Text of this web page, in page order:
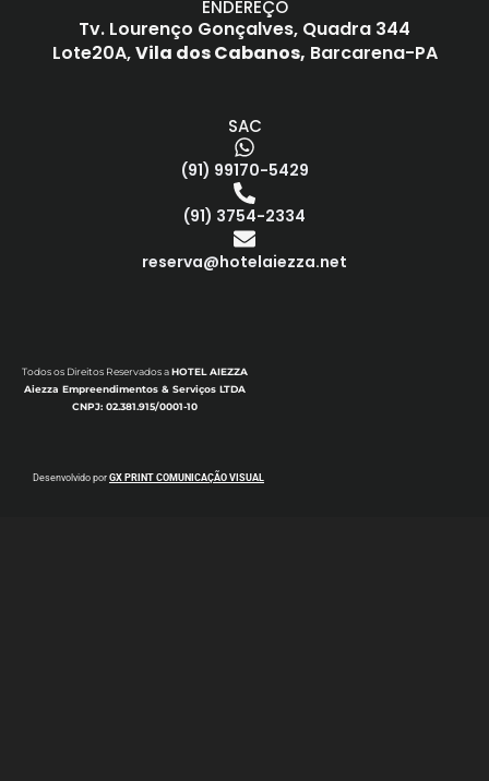
SAC
(91) 99170-5429
(91) 3754-2334
reserva@hotelaiezza.net
ENDEREÇO
Tv. Lourenço Gonçalves, Quadra 344
Lote20A,Vila dos Cabanos, Barcarena-PA
Desenvolvido por GX PRINT COMUNICAÇÃO VISUAL
Todos os Direitos Reservados aHOTEL AIEZZA
Aiezza Empreendimentos & Serviços LTDA
CNPJ: 02.381.915/0001-10